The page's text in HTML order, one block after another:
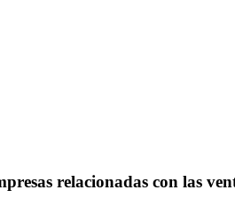
relacionadas con las